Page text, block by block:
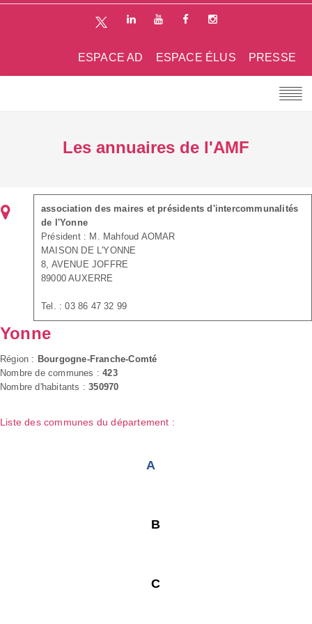
PRESSE
ESPACE ÉLUS
ESPACE AD
Les annuaires de l'AMF
association des maires et présidents d'intercommunalités
de l'Yonne
Président : M. Mahfoud AOMAR
MAISON DE L'YONNE
8, AVENUE JOFFRE
89000 AUXERRE
Tel. : 03 86 47 32 99
Yonne
Région : Bourgogne-Franche-Comté
Nombre de communes :423
Nombre d'habitants :350970
Liste des communes du département :
A
B
C